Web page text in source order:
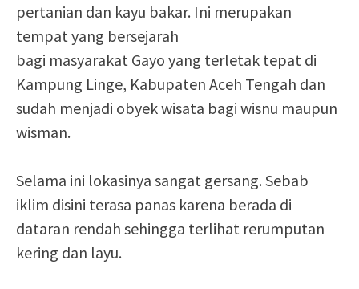
pertanian dan kayu bakar. Ini merupakan
tempat yang bersejarah
bagi masyarakat Gayo yang terletak tepat di
Kampung Linge, Kabupaten Aceh Tengah dan
sudah menjadi obyek wisata bagi wisnu maupun
wisman.
Selama ini lokasinya sangat gersang. Sebab
iklim disini terasa panas karena berada di
dataran rendah sehingga terlihat rerumputan
kering dan layu.